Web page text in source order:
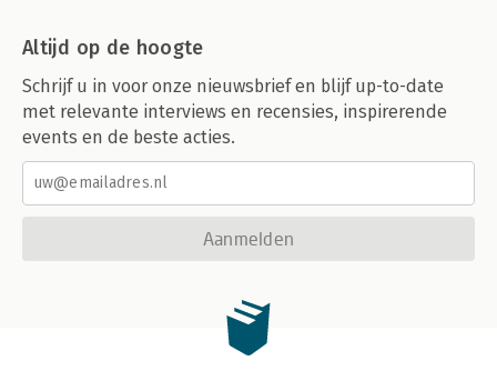
Altijd op de hoogte
Schrijf u in voor onze nieuwsbrief en blijf up-to-date
met relevante interviews en recensies, inspirerende
events en de beste acties.
Aanmelden